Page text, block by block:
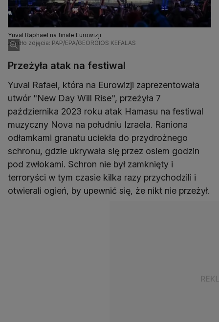
Yuval Raphael na finale Eurowizji
Źródło zdjęcia: PAP/EPA/GEORGIOS KEFALAS
Przeżyła atak na festiwal
Yuval Rafael, która na Eurowizji zaprezentowała
utwór "New Day Will Rise", przeżyła 7
października 2023 roku atak Hamasu na festiwal
muzyczny Nova na południu Izraela. Raniona
odłamkami granatu uciekła do przydrożnego
schronu, gdzie ukrywała się przez osiem godzin
pod zwłokami. Schron nie był zamknięty i
terroryści w tym czasie kilka razy przychodzili i
otwierali ogień, by upewnić się, że nikt nie przeżył.